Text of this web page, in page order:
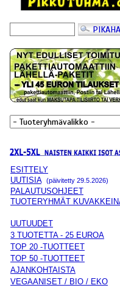
ESITTELY
UUTISIA
(päivitetty 29.5.2026)
PALAUTUSOHJEET
TUOTERYHMÄT
UUTUUDET
3 TUOTETTA - 25 EUROA
TOP 20 -TUOTTEET
TOP 50 -TUOTTEET
AJANKOHTAISTA
VEGAANISET / BIO / EKO